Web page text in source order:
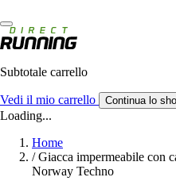
Subtotale carrello
Vedi il mio carrello Continua lo
Loading...
Home
/ Giacca impermeabile con
Norway Techno